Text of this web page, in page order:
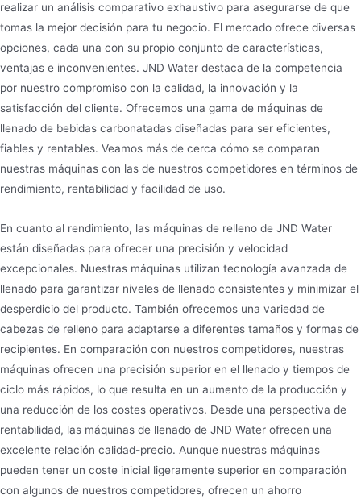
realizar un análisis comparativo exhaustivo para asegurarse de que
tomas la mejor decisión para tu negocio. El mercado ofrece diversas
opciones, cada una con su propio conjunto de características,
ventajas e inconvenientes. JND Water destaca de la competencia
por nuestro compromiso con la calidad, la innovación y la
satisfacción del cliente. Ofrecemos una gama de máquinas de
llenado de bebidas carbonatadas diseñadas para ser eficientes,
fiables y rentables. Veamos más de cerca cómo se comparan
nuestras máquinas con las de nuestros competidores en términos de
rendimiento, rentabilidad y facilidad de uso.
En cuanto al rendimiento, las máquinas de relleno de JND Water
están diseñadas para ofrecer una precisión y velocidad
excepcionales. Nuestras máquinas utilizan tecnología avanzada de
llenado para garantizar niveles de llenado consistentes y minimizar el
desperdicio del producto. También ofrecemos una variedad de
cabezas de relleno para adaptarse a diferentes tamaños y formas de
recipientes. En comparación con nuestros competidores, nuestras
máquinas ofrecen una precisión superior en el llenado y tiempos de
ciclo más rápidos, lo que resulta en un aumento de la producción y
una reducción de los costes operativos. Desde una perspectiva de
rentabilidad, las máquinas de llenado de JND Water ofrecen una
excelente relación calidad-precio. Aunque nuestras máquinas
pueden tener un coste inicial ligeramente superior en comparación
con algunos de nuestros competidores, ofrecen un ahorro